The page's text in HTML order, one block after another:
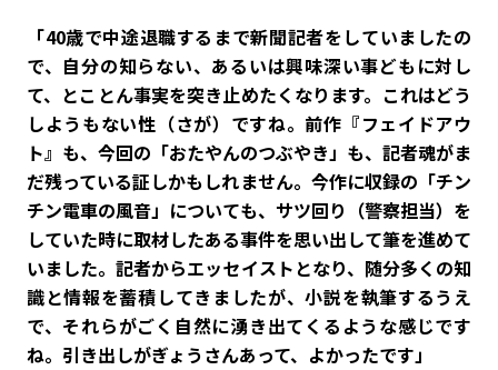
「40歳で中途退職するまで新聞記者をしていましたの
で、自分の知らない、あるいは興味深い事どもに対し
て、とことん事実を突き止めたくなります。これはどう
しようもない性（さが）ですね。前作『フェイドアウ
ト』も、今回の「おたやんのつぶやき」も、記者魂がま
だ残っている証しかもしれません。今作に収録の「チン
チン電車の風音」についても、サツ回り（警察担当）を
していた時に取材したある事件を思い出して筆を進めて
いました。記者からエッセイストとなり、随分多くの知
識と情報を蓄積してきましたが、小説を執筆するうえ
で、それらがごく自然に湧き出てくるような感じです
ね。引き出しがぎょうさんあって、よかったです」